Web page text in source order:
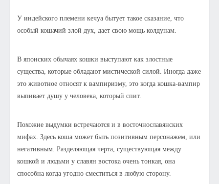
У индейского племени кечуа бытует такое сказание, что
особый кошачий злой дух, дает свою мощь колдунам.
В японских обычаях кошки выступают как злостные
существа, которые обладают мистической силой. Иногда даже
это животное относят к вампиризму, это когда кошка-вампир
выпивает душу у человека, который спит.
Похожие выдумки встречаются и в восточнославянских
мифах. Здесь коша может быть позитивным персонажем, или
негативным. Разделяющая черта, существующая между
кошкой и людьми у славян востока очень тонкая, она
способна когда угодно сместиться в любую сторону.